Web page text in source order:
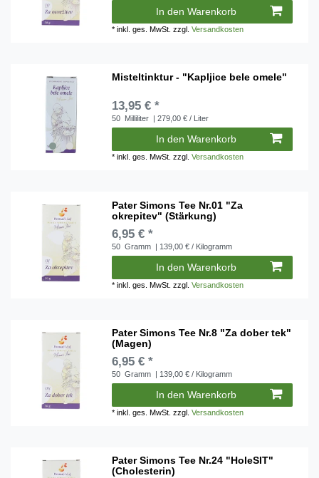
In den Warenkorb
*inkl. ges. MwSt. zzgl.Versandkosten
Misteltinktur - "Kapljice bele omele"
13,95 € *
50 Milliliter | 279,00 € / Liter
In den Warenkorb
*inkl. ges. MwSt. zzgl.Versandkosten
Pater Simons Tee Nr.01 "Za
okrepitev" (Stärkung)
6,95 € *
50 Gramm | 139,00 € / Kilogramm
In den Warenkorb
*inkl. ges. MwSt. zzgl.Versandkosten
Pater Simons Tee Nr.8 "Za dober tek"
(Magen)
6,95 € *
50 Gramm | 139,00 € / Kilogramm
In den Warenkorb
*inkl. ges. MwSt. zzgl.Versandkosten
Pater Simons Tee Nr.24 "HoleSIT"
(Cholesterin)